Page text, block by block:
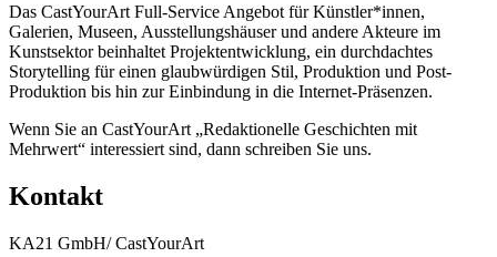
Das CastYourArt Full-Service Angebot für Künstler*innen,
Galerien, Museen, Ausstellungshäuser und andere Akteure im
Kunstsektor beinhaltet Projektentwicklung, ein durchdachtes
Storytelling für einen glaubwürdigen Stil, Produktion und Post-
Produktion bis hin zur Einbindung in die Internet-Präsenzen.
Wenn Sie an CastYourArt „Redaktionelle Geschichten mit
Mehrwert“ interessiert sind, dann schreiben Sie uns.
Kontakt
KA21 GmbH/ CastYourArt